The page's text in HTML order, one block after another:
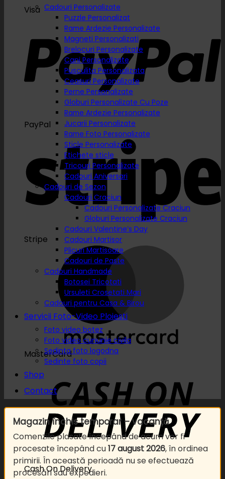
Visa
PayPal
Stripe
MasterCard
Cash On Delivery
Cadouri Personalizate
Puzzle Personalizat
Rame Ardezie Personalizate
Magneti Personalizati
Brelocuri Personalizate
Cani Personalizate
Pusculita Personalizata
Ceasuri Personalizate
Perne Personalizate
Globuri Personalizate Cu Poze
Rame Ardezie Personalizate
Jucarii Personalizate
Rame Foto Personalizate
Sticle Personalizate
Etichete sticle
Tricouri Personalizate
Cadouri Aniversari
Cadouri de Sezon
Cadouri Craciun
Cadouri Personalizate Craciun
Globuri Personalizate Craciun
Cadouri Valentine’s Day
Cadouri Martisor
Plicuri Martisoare
Cadouri de Paste
Cadouri Handmade
Botosei Tricotati
Ursuleti Crosetati Mari
Cadouri pentru Casa & Birou
Servicii Foto-Video Ploiesti
Foto video botez
Foto video cununie civila
Sedinta foto logodna
Sedinte foto copii
Shop
Contact
Magazin închis temporar – vacanță
Comenzile plasate începând de acum vor fi
procesate începând cu17 august 2026, în ordinea
primirii. În această perioadă nu se efectuează
procesări sau expedieri.